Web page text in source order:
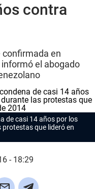
contra
en
el abogado
de casi 14 años por los
que lideró en
- 18:29